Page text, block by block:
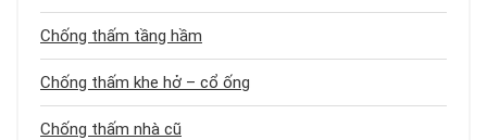
Chống thấm tầng hầm
Chống thấm khe hở – cổ ống
Chống thấm nhà cũ